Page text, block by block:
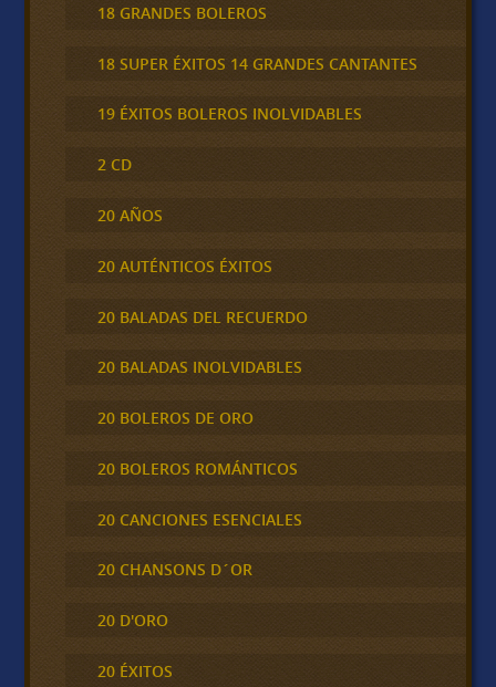
18 GRANDES BOLEROS
18 SUPER ÉXITOS 14 GRANDES CANTANTES
19 ÉXITOS BOLEROS INOLVIDABLES
2 CD
20 AÑOS
20 AUTÉNTICOS ÉXITOS
20 BALADAS DEL RECUERDO
20 BALADAS INOLVIDABLES
20 BOLEROS DE ORO
20 BOLEROS ROMÁNTICOS
20 CANCIONES ESENCIALES
20 CHANSONS D´OR
20 D'ORO
20 ÉXITOS